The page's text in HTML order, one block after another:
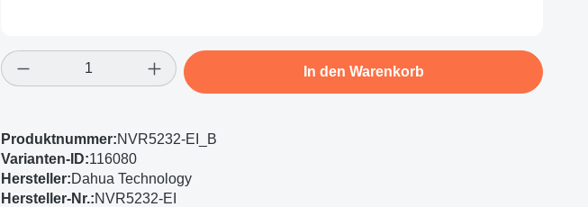
Produkt Anzahl: Gib den gewünschten Wert ein oder
In den Warenkorb
Produktnummer:NVR5232-EI_B
Varianten-ID:116080
Hersteller:Dahua Technology
Hersteller-Nr.:NVR5232-EI